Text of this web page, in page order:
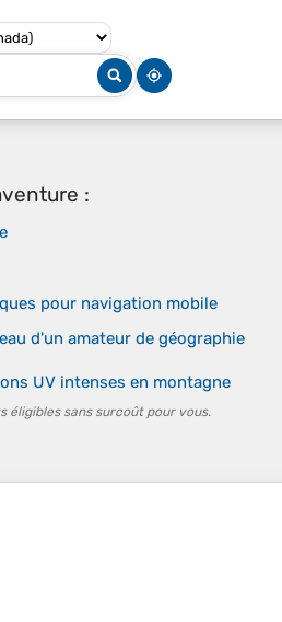
:
pour navigation mobile
d'un amateur de géographie
UV intenses en montagne
éligibles sans surcoût pour vous.